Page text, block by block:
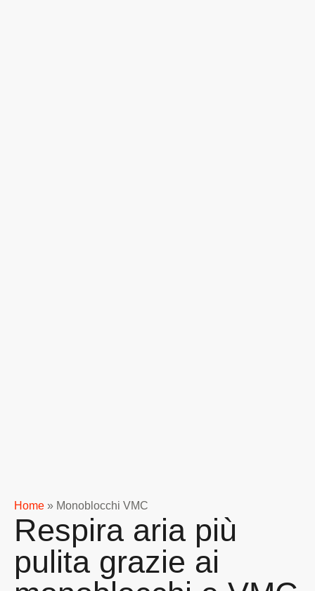
Home » Monoblocchi VMC
Respira aria più
pulita grazie ai